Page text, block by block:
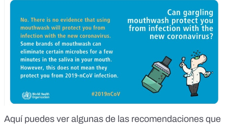
Aquípuedes ver algunas de las recomendaciones que